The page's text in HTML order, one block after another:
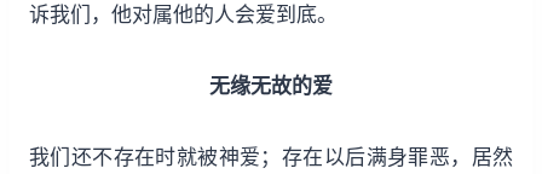
诉我们，他对属他的人会爱到底。
无缘无故的爱
我们还不存在时就被神爱；存在以后满身罪恶，居然